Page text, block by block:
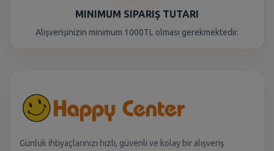
MINIMUM SIPARIŞ TUTARI
Alışverişinizin minimum 1000TL olması gerekmektedir.
Günlük ihtiyaçlarınızı hızlı, güvenli ve kolay bir alışveriş